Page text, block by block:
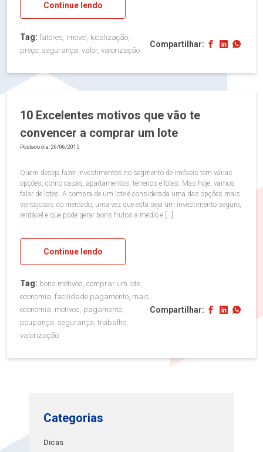
Continue lendo
Tag: fatores, imovel, localização,
preço, segurança, valor, valorização
Compartilhar:
10 Excelentes motivos que vão te
convencer a comprar um lote
Postado dia: 26/06/2015
Quem deseja fazer investimentos no segmento de imóveis tem várias
opções, como casas, apartamentos, terrenos e lotes. Mas hoje, vamos
falar de lotes. A compra de um lote é considerada uma das opções mais
vantajosas do mercado, uma vez que esta seja um investimento seguro,
rentável e que pode gerar bons frutos a médio e […]
Continue lendo
Tag: bons motivos, comprar um lote.,
economia, facilidade pagamento, mais
economia, motivos, pagamento,
poupança, segurança, trabalho,
valorização
Compartilhar:
Categorias
Dicas